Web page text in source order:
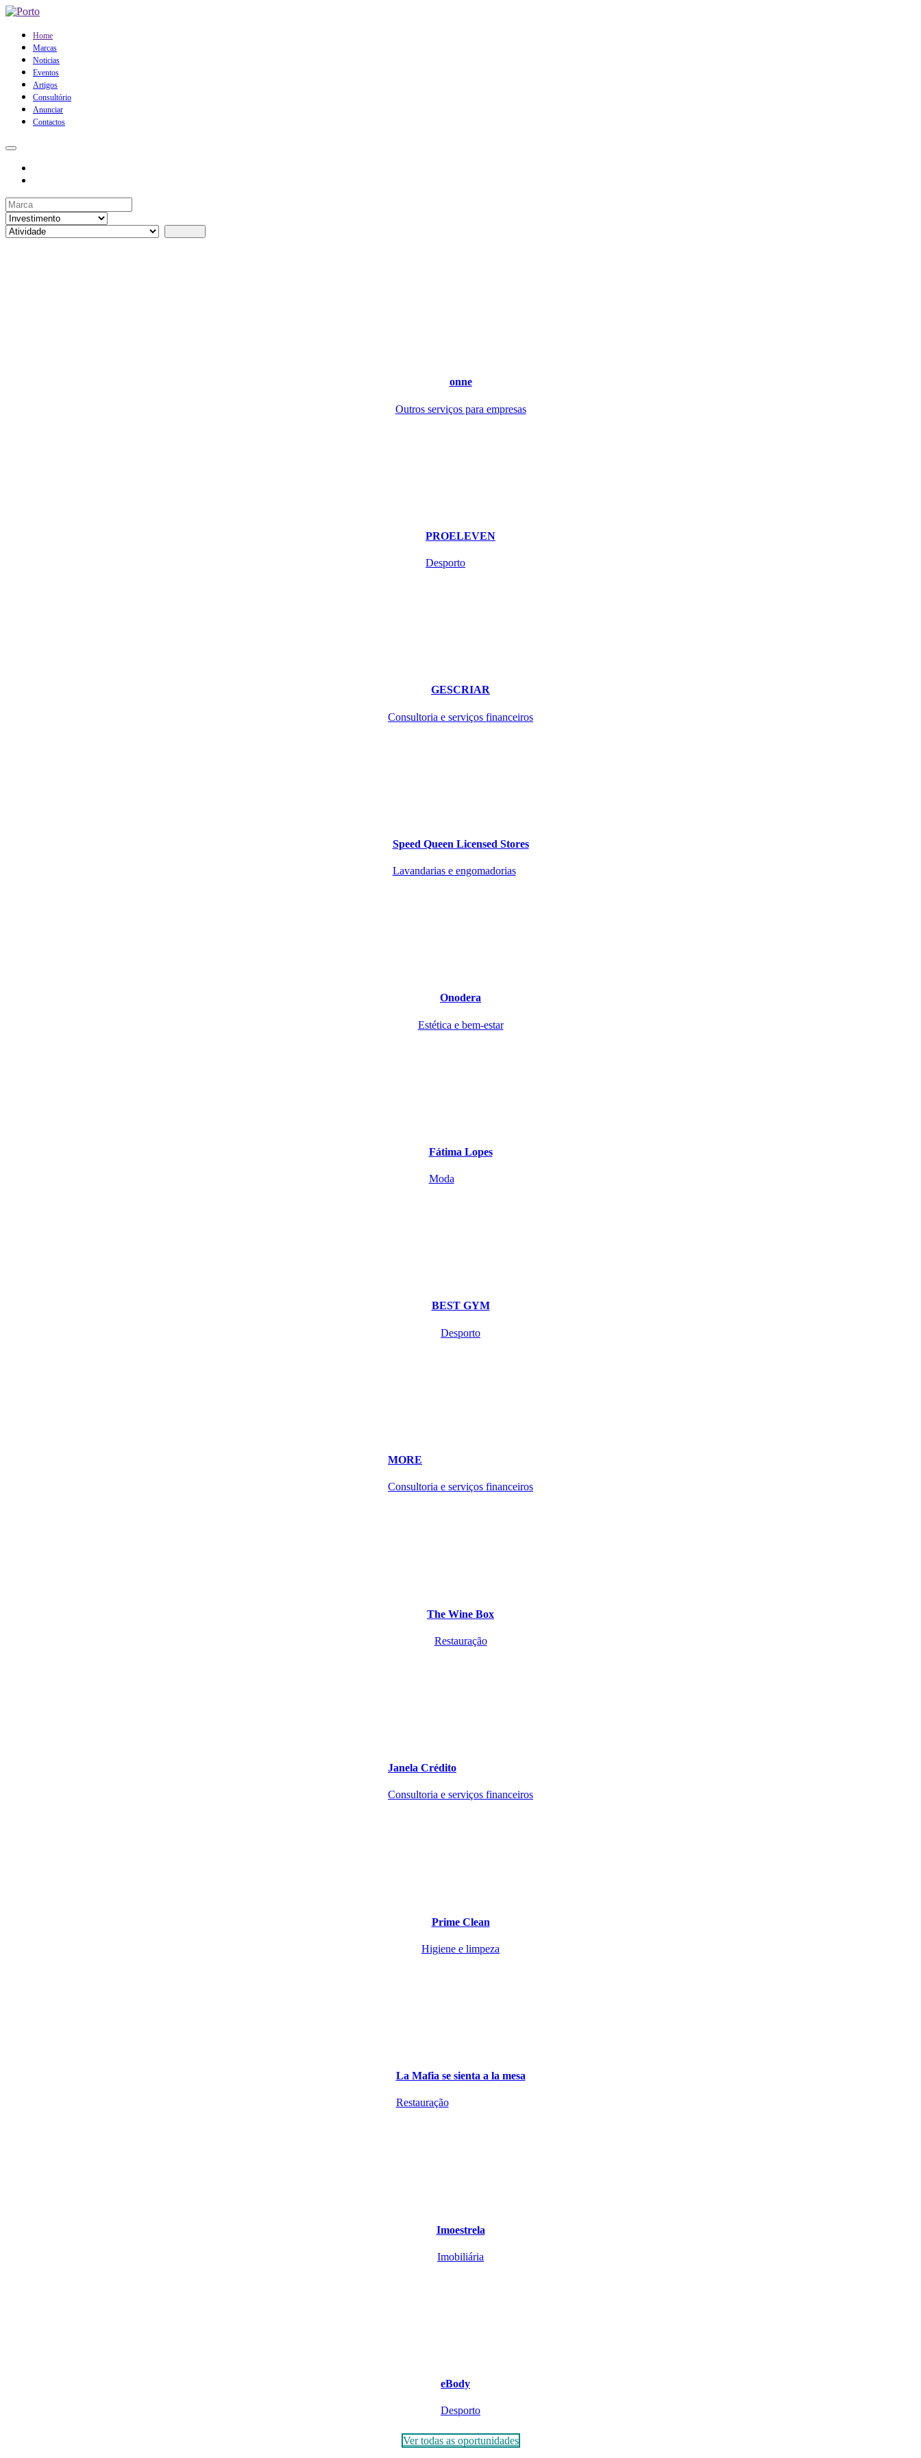
Home
Marcas
Noticias
Eventos
Artigos
Consultório
Anunciar
Contactos
onne
Outros serviços para empresas
PROELEVEN
Desporto
GESCRIAR
Consultoria e serviços financeiros
Speed Queen Licensed Stores
Lavandarias e engomadorias
Onodera
Estética e bem-estar
Fátima Lopes
Moda
BEST GYM
Desporto
MORE
Consultoria e serviços financeiros
The Wine Box
Restauração
Janela Crédito
Consultoria e serviços financeiros
Prime Clean
Higiene e limpeza
La Mafia se sienta a la mesa
Restauração
Imoestrela
Imobiliária
eBody
Desporto
Ver todas as oportunidades